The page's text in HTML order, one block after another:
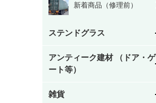
新着商品（修理前）
ステンドグラス
花柄
アンティーク建材 （ドア・ゲ
ート等）
雑貨